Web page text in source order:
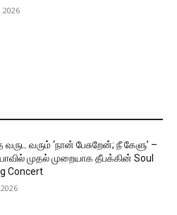
2026
வரும் ‘நான் பேசுறேன்; நீ கேளு’ –
முதல் முறையாக தீபக்கின் Soul
Concert